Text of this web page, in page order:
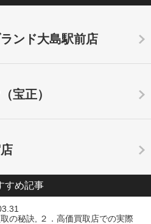
ンド大島駅前店
宝正）
すめ記事
の秘訣
２．高価買取店での実際